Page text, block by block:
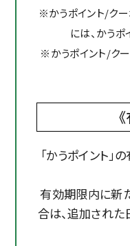
※かうポイント/ク
には、かう
※かうポイント/ク
「かうポイント
有効期限内に新
合は、追加され